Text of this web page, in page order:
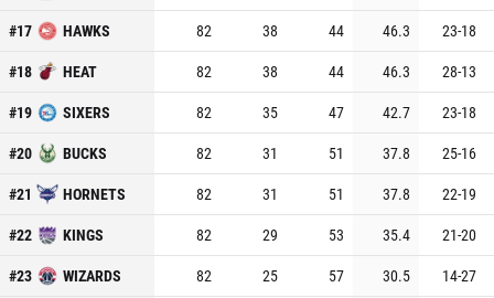
#17 HAWKS 82 38 44 46.3 23-18
#18 HEAT 82 38 44 46.3 28-13
#19 SIXERS 82 35 47 42.7 23-18
#20 BUCKS 82 31 51 37.8 25-16
#21 HORNETS 82 31 51 37.8 22-19
#22 KINGS 82 29 53 35.4 21-20
#23 WIZARDS 82 25 57 30.5 14-27